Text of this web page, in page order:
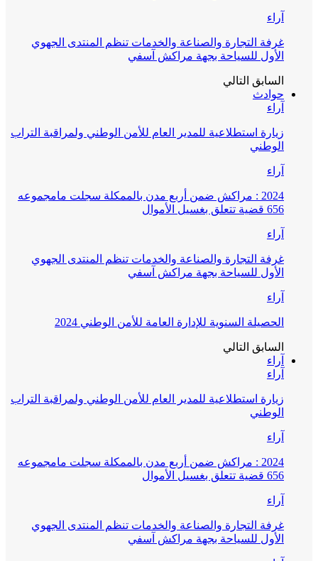
آراء
غرفة التجارة والصناعة والخدمات تنظم المنتدى الجهوي
الأول للسياحة بجهة مراكش آسفي
السابق التالي
حوادث
آراء
زيارة استطلاعية للمدير العام للأمن الوطني ولمراقبة التراب
الوطني
آراء
2024 : مراكش ضمن أربع مدن بالممكلة سجلت مامجموعه
656 قضية تتعلق بغسيل الأموال
آراء
غرفة التجارة والصناعة والخدمات تنظم المنتدى الجهوي
الأول للسياحة بجهة مراكش آسفي
آراء
الحصيلة السنوية للإدارة العامة للأمن الوطني 2024
السابق التالي
آراء
آراء
زيارة استطلاعية للمدير العام للأمن الوطني ولمراقبة التراب
الوطني
آراء
2024 : مراكش ضمن أربع مدن بالممكلة سجلت مامجموعه
656 قضية تتعلق بغسيل الأموال
آراء
غرفة التجارة والصناعة والخدمات تنظم المنتدى الجهوي
الأول للسياحة بجهة مراكش آسفي